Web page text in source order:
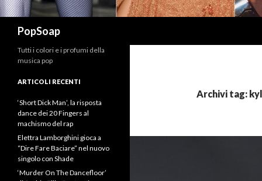
PopSoap
Archivi tag:
Tutti i colori e i profumi della
musica pop
ARTICOLI RECENTI
‘Short Dick Man’, la risposta
dance dei 20 Fingers al
machismo del rap
Elettra Lamborghini gioca a
“Dire Fare Baciare” nel nuovo
singolo con Shade
‘Murder On The Dancefloor’